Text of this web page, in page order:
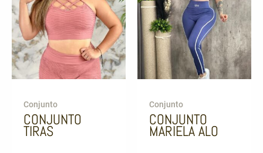
Conjunto
CONJUNTO
TIRAS
Conjunto
CONJUNTO
MARIELA ALO